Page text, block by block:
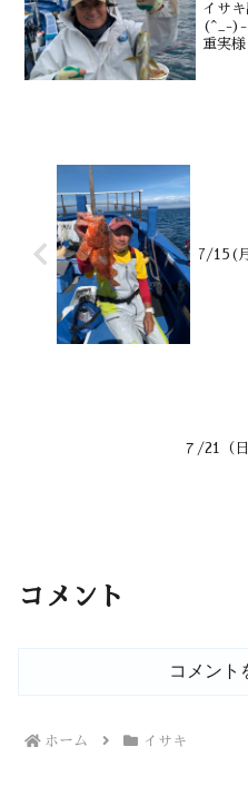
イサ
(^_-
重実
7/15(
７/21（
コメント
コメント
ホーム イサキ